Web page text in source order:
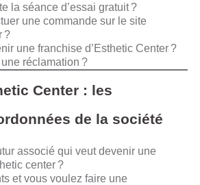
la séance d’essai gratuit ?
une commande sur le site
?
une franchise d’Esthetic Center ?
réclamation ?
Center : les
de la société
associé qui veut devenir une
center ?
et vous voulez faire une